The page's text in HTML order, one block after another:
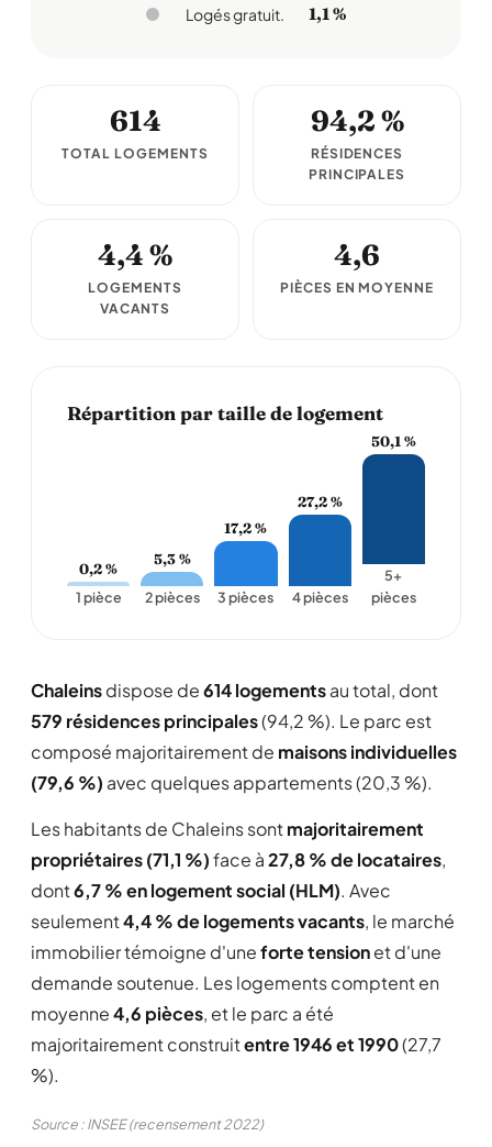
Logés gratuit. 1,1 %
614
TOTAL LOGEMENTS
94,2 %
RÉSIDENCES
PRINCIPALES
4,4 %
LOGEMENTS
VACANTS
4,6
PIÈCES EN MOYENNE
Répartition par taille de logement
0,2 %
1 pièce
5,3 %
2 pièces
17,2 %
3 pièces
27,2 %
4 pièces
50,1 %
5+
pièces
Chaleinsdispose de614 logementsau total, dont
579 résidences principales(94,2 %). Le parc est
composé majoritairement de maisons individuelles
(79,6 %) avec quelques appartements (20,3 %).
Les habitants de Chaleins sontmajoritairement
propriétaires (71,1 %)face à27,8 % de locataires,
dont6,7 % en logement social (HLM). Avec
seulement4,4 % de logements vacants, le marché
immobilier témoigne d'uneforte tensionet d'une
demande soutenue. Les logements comptent en
moyenne4,6 pièces, et le parc a été
majoritairement construitentre 1946 et 1990(27,7
%).
Source : INSEE (recensement 2022)